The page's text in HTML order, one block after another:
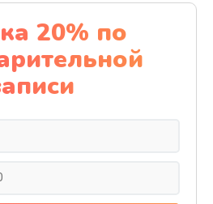
20% по